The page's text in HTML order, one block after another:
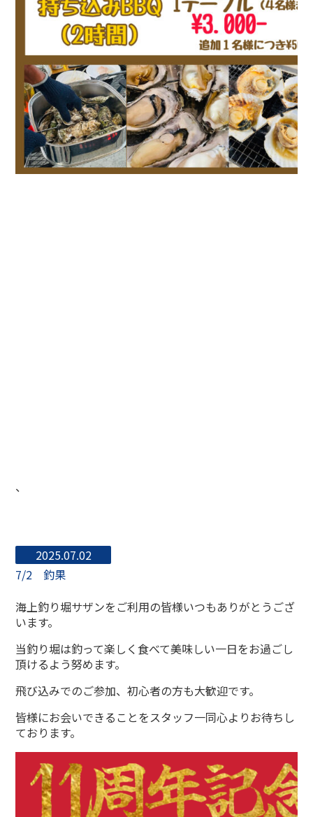
、
2025.07.02
7/2 釣果
海上釣り堀サザンをご利用の皆様いつもありがとうござ
います。
当釣り堀は釣って楽しく食べて美味しい一日をお過ごし
頂けるよう努めます。
飛び込みでのご参加、初心者の方も大歓迎です。
皆様にお会いできることをスタッフ一同心よりお待ちし
ております。